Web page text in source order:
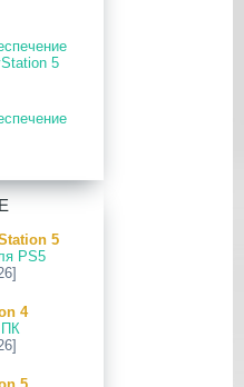
5
5
5
Portal
5
PS5
4
ПК